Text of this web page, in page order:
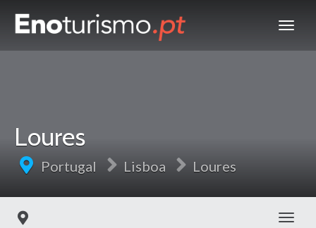
Loures
Portugal Lisboa Loures